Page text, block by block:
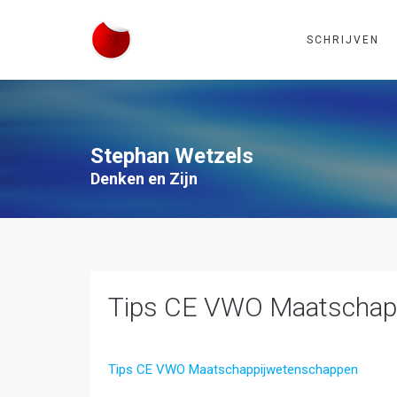
SCHRIJVEN
Stephan Wetzels
Denken en Zijn
Tips CE VWO
Tips CE VWO Maatschappijwetenschappen